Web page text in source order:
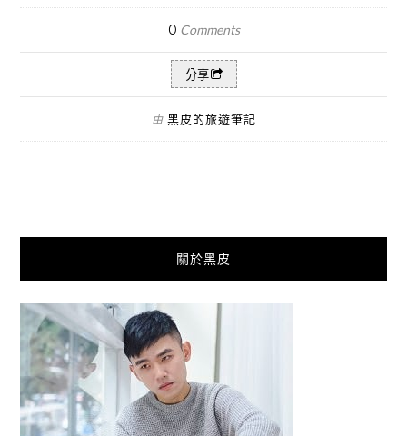
0 Comments
分享
由 黑皮的旅遊筆記
關於黑皮